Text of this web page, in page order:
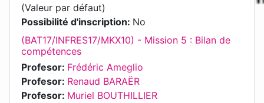
(Valeur par défaut)
Possibilité d'inscription: No
(BAT17/INFRES17/MKX10) - Mission 5 : Bilan de
compétences
Profesor: Frédéric Ameglio
Profesor: Renaud BARAËR
Profesor: Muriel BOUTHILLIER